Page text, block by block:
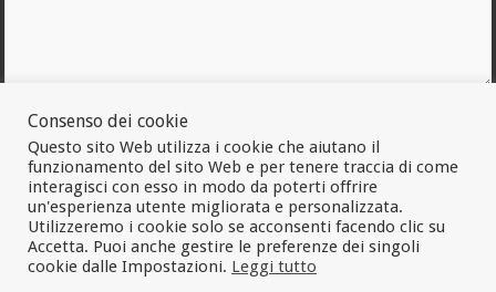
Allega una foto dell'errore
Consenso dei cookie
Questo sito Web utilizza i cookie che aiutano il
funzionamento del sito Web e per tenere traccia di come
interagisci con esso in modo da poterti offrire
un'esperienza utente migliorata e personalizzata.
Utilizzeremo i cookie solo se acconsenti facendo clic su
Accetta. Puoi anche gestire le preferenze dei singoli
cookie dalle Impostazioni. Leggi tutto